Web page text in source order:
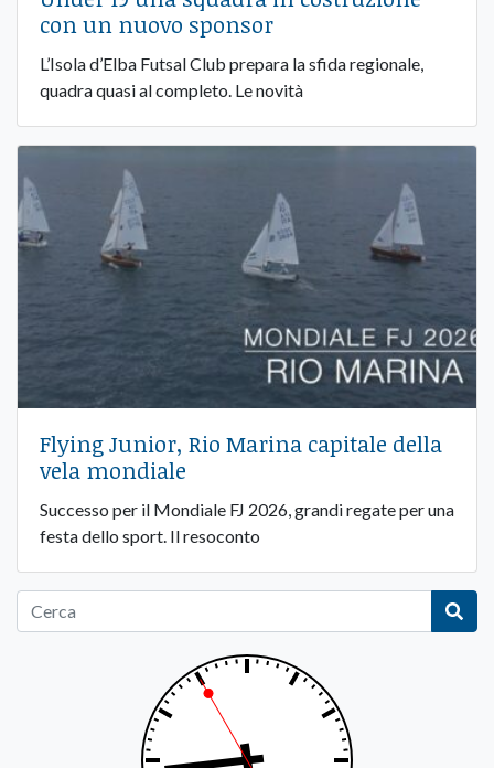
con un nuovo sponsor
L’Isola d’Elba Futsal Club prepara la sfida regionale,
quadra quasi al completo. Le novità
Flying Junior, Rio Marina capitale della
vela mondiale
Successo per il Mondiale FJ 2026, grandi regate per una
festa dello sport. Il resoconto